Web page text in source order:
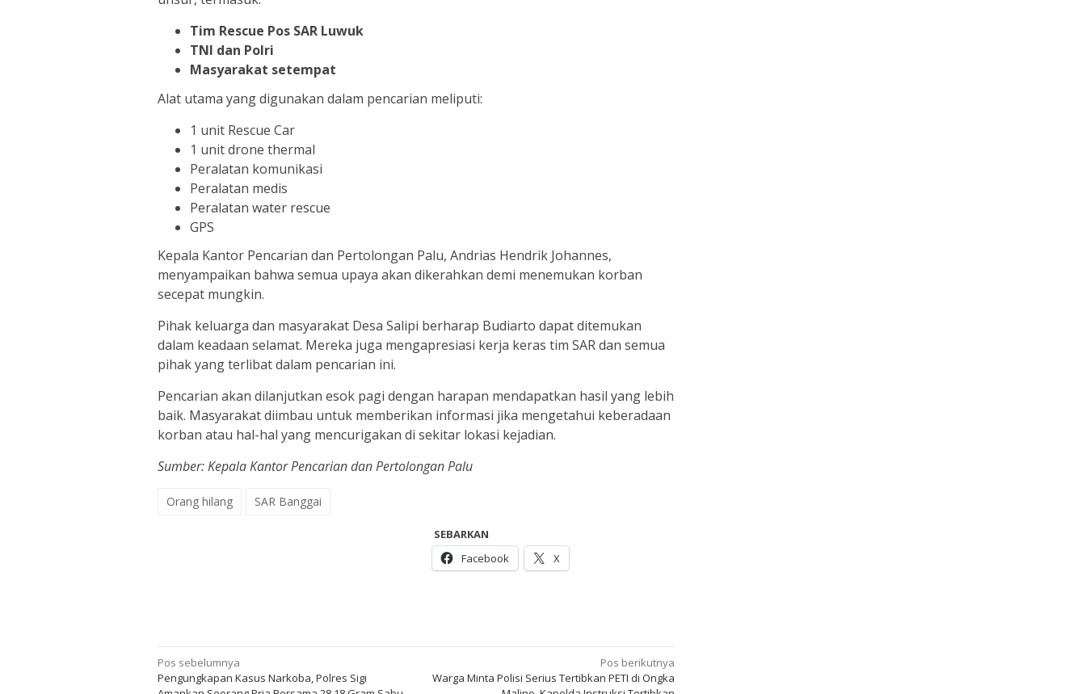
Tim Rescue Pos SAR Luwuk
TNI dan Polri
Masyarakat setempat
Alat utama yang digunakan dalam pencarian meliputi:
1 unit Rescue Car
1 unit drone thermal
Peralatan komunikasi
Peralatan medis
Peralatan water rescue
GPS
Kepala Kantor Pencarian dan Pertolongan Palu, Andrias Hendrik Johannes,
menyampaikan bahwa semua upaya akan dikerahkan demi menemukan korban
secepat mungkin.
Pihak keluarga dan masyarakat Desa Salipi berharap Budiarto dapat ditemukan
dalam keadaan selamat. Mereka juga mengapresiasi kerja keras tim SAR dan semua
pihak yang terlibat dalam pencarian ini.
Pencarian akan dilanjutkan esok pagi dengan harapan mendapatkan hasil yang lebih
baik. Masyarakat diimbau untuk memberikan informasi jika mengetahui keberadaan
korban atau hal-hal yang mencurigakan di sekitar lokasi kejadian.
Sumber: Kepala Kantor Pencarian dan Pertolongan Palu
Orang hilang SAR Banggai
SEBARKAN
Facebook
X
Navigasi
pos
Pos sebelumnya
Pengungkapan Kasus Narkoba, Polres Sigi
Pos berikutnya
Warga Minta Polisi Serius Tertibkan PETI di Ongka